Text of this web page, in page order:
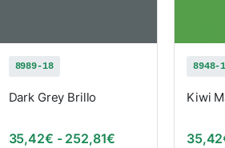
desde 35,42€ hasta 252,81€
8989-18
Dark Grey Brillo
35,42€ - 252,81€ Rango de
8948-
Kiwi
35,42